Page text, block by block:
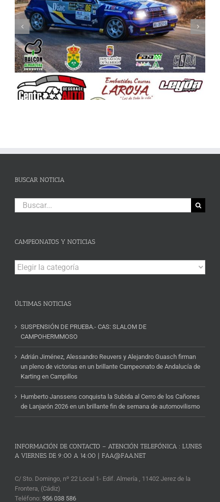
Celebrada la Asamblea General de la FAA
BUSCAR NOTICIA
Buscar:
CAMPEONATOS Y NOTICIAS
Campeonatos
y
ÚLTIMAS NOTICIAS
SUSPENSIÓN DE PRUEBA.- CAS: SLALOM DE
CAMPOHERMMOSO
Adrián Jiménez, Alessandro Reuvers y Alejandro Guasch firman
un pleno de victorias en un brillante Campeonato de Andalucía de
Karting en Campillos
Humberto Janssens conquista la Subida al Cerro de los Cañones
de Lanjarón 2026 en un brillante fin de semana de automovilismo
INFORMACIÓN DE CONTACTO – ATENCIÓN TELEFÓNICA : LUNES
A VIERNES DE 9:00 A 14:00 | FAA@FAA.NET
C/ Sto. Domingo, nº 22 Local 1- Edif. Almería , 11402 Jerez de la
Frontera, (Cádiz)
Teléfono: 956 038 586